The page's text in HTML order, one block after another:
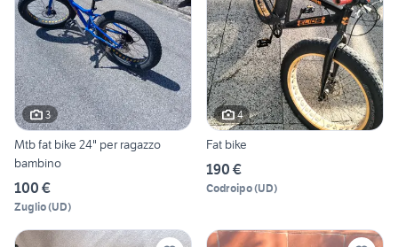
3
Mtb fat bike 24" per ragazzo
bambino
100 €
Zuglio(UD)
4
Fat bike
190 €
Codroipo(UD)